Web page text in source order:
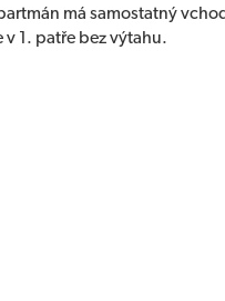
má samostatný
1. patře bez výtahu.